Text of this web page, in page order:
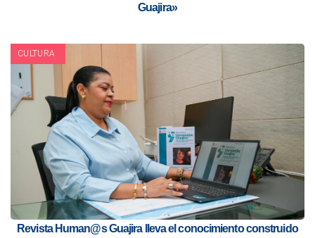
Guajira»
CULTURA
Revista Human@s Guajira lleva el conocimiento construido